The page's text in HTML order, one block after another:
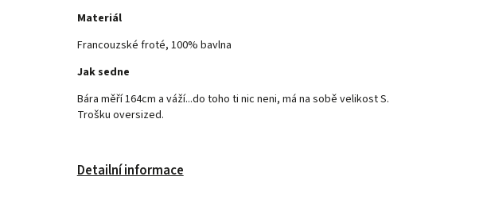
Materiál
Francouzské froté, 100% bavlna
Jak sedne
Bára měří 164cm a váží...do toho ti nic neni, má na sobě velikost S.
Trošku oversized.
Detailní informace